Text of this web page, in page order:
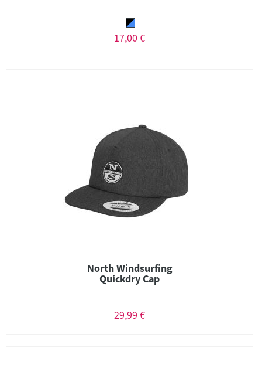
17,00 €
North Windsurfing
Quickdry Cap
29,99 €